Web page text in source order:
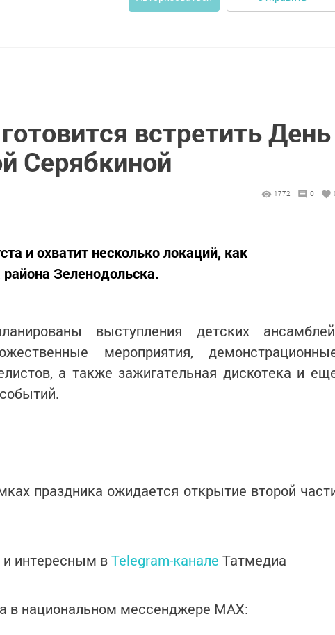
встретить День
Серябкиной
1772 0
и охватит несколько локаций, как
Зеленодольска.
выступления детских
мероприятия,
а также зажигательная дискотека и
праздника ожидается открытие второй
интересным вTelegram-канале Татмедиа
в национальном мессенджере MАХ: